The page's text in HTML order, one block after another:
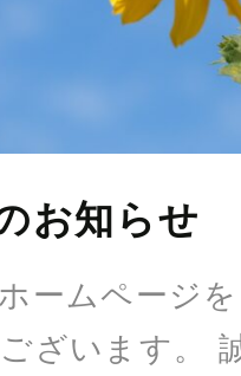
お知らせ
ームページ
ざいます。